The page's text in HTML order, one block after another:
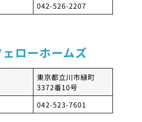
042-526-2207
ローホームズ
東京都立川市緑町
3372番10号
042-523-7601